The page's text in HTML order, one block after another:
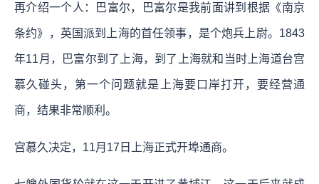
再介绍一个人：巴富尔，巴富尔是我前面讲到根据《南京
条约》，英国派到上海的首任领事，是个炮兵上尉。1843
年11月，巴富尔到了上海，到了上海就和当时上海道台宫
慕久碰头，第一个问题就是上海要口岸打开，要经营通
商，结果非常顺利。
宫慕久决定，11月17日上海正式开埠通商。